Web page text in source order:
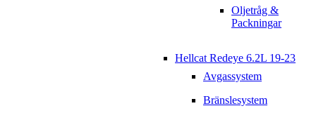
Oljetråg &
Packningar
Hellcat Redeye 6.2L 19-23
Avgassystem
Bränslesystem